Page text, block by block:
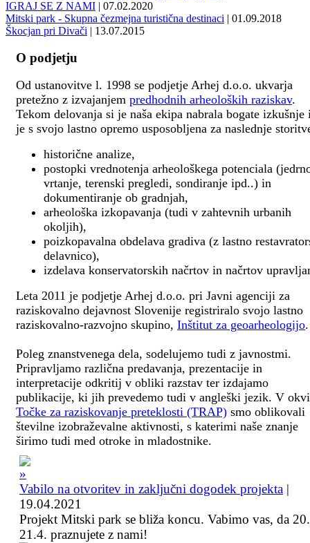
IGRAJ SE Z NAMI | 07.02.2020
Mitski park - Skupna čezmejna turistična destinaci | 01.09.2018
Škocjan pri Divači | 13.07.2015
O podjetju
Od ustanovitve l. 1998 se podjetje Arhej d.o.o. ukvarja
pretežno z izvajanjem predhodnih arheoloških raziskav.
Tekom delovanja si je naša ekipa nabrala bogate izkušnje
je s svojo lastno opremo usposobljena za naslednje
historične analize,
postopki vrednotenja arheološkega potenciala
vrtanje, terenski pregledi, sondiranje ipd..) in
dokumentiranje ob gradnjah,
arheološka izkopavanja (tudi v zahtevnih urbanih
okoljih),
poizkopavalna obdelava gradiva (z lastno
delavnico),
izdelava konservatorskih načrtov in načrtov
Leta 2011 je podjetje Arhej d.o.o. pri Javni agenciji za
raziskovalno dejavnost Slovenije registriralo svojo lastno
raziskovalno-razvojno skupino, Inštitut za geoarheologijo.
Poleg znanstvenega dela, sodelujemo tudi z javnostmi.
Pripravljamo različna predavanja, prezentacije in
interpretacije odkritij v obliki razstav ter izdajamo
publikacije, ki jih prevedemo tudi v angleški jezik. V
Točke za raziskovanje preteklosti (TRAP) smo oblikovali
številne izobraževalne aktivnosti, s katerimi naše znanje
širimo tudi med otroke in mladostnike.
Vabilo na otvoritev in zaključni dogodek projekta |
19.04.2021
Projekt Mitski park se bliža koncu. Vabimo vas, da
21.4. praznujete z nami!